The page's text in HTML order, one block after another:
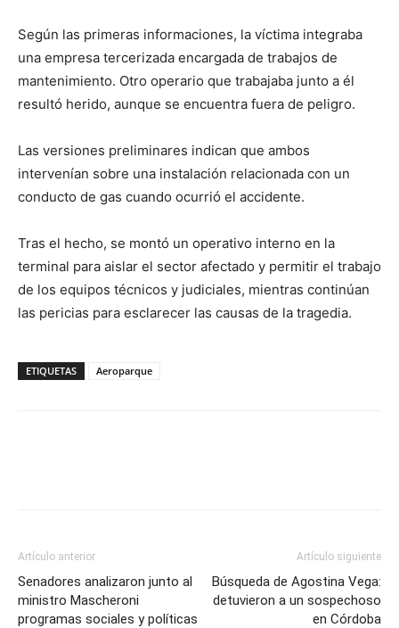
Según las primeras informaciones, la víctima integraba
una empresa tercerizada encargada de trabajos de
mantenimiento. Otro operario que trabajaba junto a él
resultó herido, aunque se encuentra fuera de peligro.
Las versiones preliminares indican que ambos
intervenían sobre una instalación relacionada con un
conducto de gas cuando ocurrió el accidente.
Tras el hecho, se montó un operativo interno en la
terminal para aislar el sector afectado y permitir el trabajo
de los equipos técnicos y judiciales, mientras continúan
las pericias para esclarecer las causas de la tragedia.
ETIQUETAS Aeroparque
Artículo anterior
Senadores analizaron junto al
ministro Mascheroni
programas sociales y políticas
Artículo siguiente
Búsqueda de Agostina Vega:
detuvieron a un sospechoso
en Córdoba